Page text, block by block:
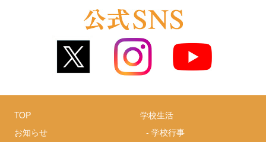
TOP
お知らせ
学校生活
-学校行事